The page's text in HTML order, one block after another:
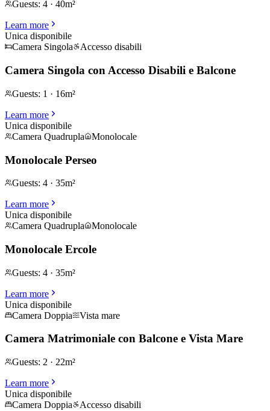
Guests: 4 · 40m²
Learn more
Unica disponibile
Camera Singola
Accesso disabili
Camera Singola con Accesso Disabili e Balcone
Guests: 1 · 16m²
Learn more
Unica disponibile
Camera Quadrupla
Monolocale
Monolocale Perseo
Guests: 4 · 35m²
Learn more
Unica disponibile
Camera Quadrupla
Monolocale
Monolocale Ercole
Guests: 4 · 35m²
Learn more
Unica disponibile
Camera Doppia
Vista mare
Camera Matrimoniale con Balcone e Vista Mare
Guests: 2 · 22m²
Learn more
Unica disponibile
Camera Doppia
Accesso disabili